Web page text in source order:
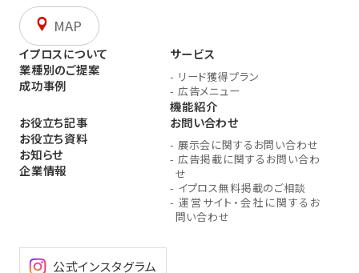
MAP
イプロスについて
業種別のご提案
成功事例
サービス
- リード獲得プラン
- 広告メニュー
機能紹介
お役立ち記事
お役立ち資料
お知らせ
企業情報
お問い合わせ
- 展示会に関するお問い合わせ
- 広告掲載に関するお問い合わ
せ
- イプロス無料掲載のご相談
- 運営サイト・会社に関するお
問い合わせ
公式インスタグラム